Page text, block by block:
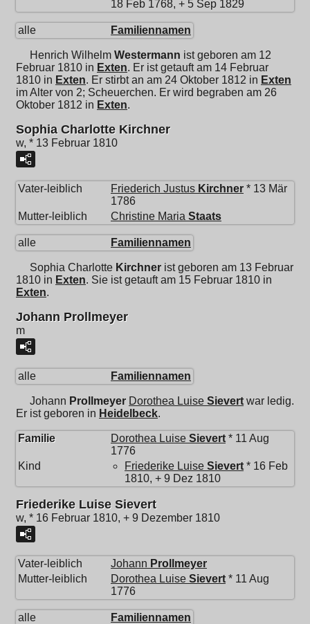
18 Feb 1768, + 5 Sep 1829
alle Familiennamen
Henrich Wilhelm Westermann ist geboren am 12
Februar 1810 in Exten. Er ist getauft am 14 Februar
1810 in Exten. Er stirbt an am 24 Oktober 1812 in Exten
im Alter von 2; Scheuerchen. Er wird begraben am 26
Oktober 1812 in Exten.
Sophia Charlotte Kirchner
w, * 13 Februar 1810
Vater-leiblich Friederich Justus Kirchner * 13 Mär
1786
Mutter-leiblich
Christine Maria Staats
alle Familiennamen
Sophia Charlotte Kirchner ist geboren am 13 Februar
1810 in Exten. Sie ist getauft am 15 Februar 1810 in
Exten.
Johann Prollmeyer
m
alle Familiennamen
Johann Prollmeyer Dorothea Luise Sievert war ledig.
Er ist geboren in Heidelbeck.
Familie Dorothea Luise Sievert * 11 Aug
1776
Kind
Friederike Luise Sievert * 16 Feb
1810, + 9 Dez 1810
Friederike Luise Sievert
w, * 16 Februar 1810, + 9 Dezember 1810
Vater-leiblich Johann Prollmeyer
Mutter-leiblich
Dorothea Luise Sievert * 11 Aug
1776
alle Familiennamen